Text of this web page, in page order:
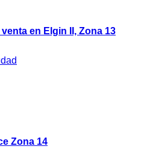
en Elgin II, Zona 13
Zona 14